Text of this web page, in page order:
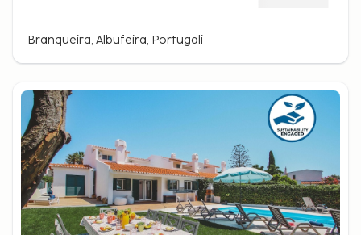
Branqueira, Albufeira, Portugali